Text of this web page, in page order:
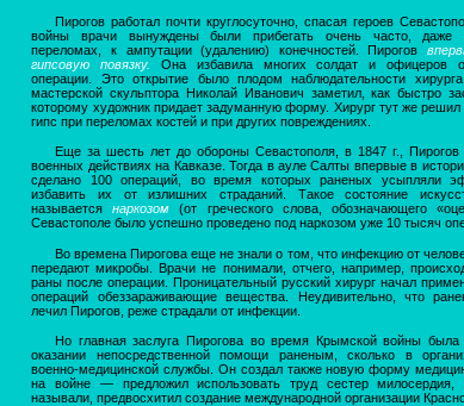
Пирогов работал почти круглосуточно, спасая героев
войны врачи вынуждены были прибегать очень часто, даже
переломах, к ампутации (удалению) конечностей. Пирогов
гипсовую повязку. Она избавила многих солдат и офицеров
операции. Это открытие было плодом наблюдательности
мастерской скульптора Николай Иванович заметил, как быстро
которому художник придает задуманную форму. Хирург тут же решил
гипс при переломах костей и при других повреждениях.
Еще за шесть лет до обороны Севастополя, в 1847 г., Пирогов
военных действиях на Кавказе. Тогда в ауле Салты впервые в
сделано 100 операций, во время которых раненых усыпляли
избавить их от излишних страданий. Такое состояние
называетсянаркозом(от греческого слова, обозначающего
Севастополе было успешно проведено под наркозом уже 10 тысяч
Во времена Пирогова еще не знали о том, что инфекцию от
передают микробы. Врачи не понимали, отчего, например,
раны после операции. Проницательный русский хирург начал
операций обеззараживающие вещества. Неудивительно, что
лечил Пирогов, реже страдали от инфекции.
Но главная заслуга Пирогова во время Крымской войны была
оказании непосредственной помощи раненым, сколько в
военно-медицинской службы. Он создал также новую форму
на войне — предложил использовать труд сестер милосердия,
называли, предвосхитил создание международной организации